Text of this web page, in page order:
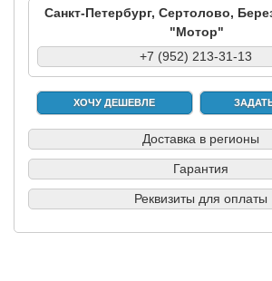
Санкт-Петербург, Сертолово,
"Мотор"
+7 (952) 213-31-13
ХОЧУ ДЕШЕВЛЕ
Доставка в регионы
Гарантия
Реквизиты для оплаты